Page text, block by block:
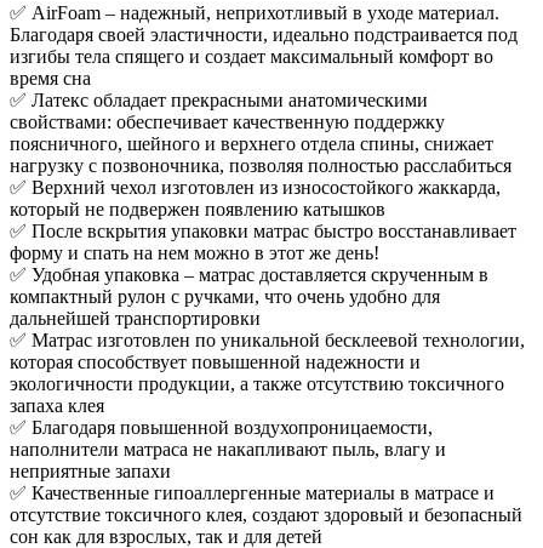
✅ AirFoam – надежный, неприхотливый в уходе материал.
Благодаря своей эластичности, идеально подстраивается под
изгибы тела спящего и создает максимальный комфорт во
время сна
✅ Латекс обладает прекрасными анатомическими
свойствами: обеспечивает качественную поддержку
поясничного, шейного и верхнего отдела спины, снижает
нагрузку с позвоночника, позволяя полностью расслабиться
✅ Верхний чехол изготовлен из износостойкого жаккарда,
который не подвержен появлению катышков
✅ После вскрытия упаковки матрас быстро восстанавливает
форму и спать на нем можно в этот же день!
✅ Удобная упаковка – матрас доставляется скрученным в
компактный рулон с ручками, что очень удобно для
дальнейшей транспортировки
✅ Матрас изготовлен по уникальной бесклеевой технологии,
которая способствует повышенной надежности и
экологичности продукции, а также отсутствию токсичного
запаха клея
✅ Благодаря повышенной воздухопроницаемости,
наполнители матраса не накапливают пыль, влагу и
неприятные запахи
✅ Качественные гипоаллергенные материалы в матрасе и
отсутствие токсичного клея, создают здоровый и безопасный
сон как для взрослых, так и для детей